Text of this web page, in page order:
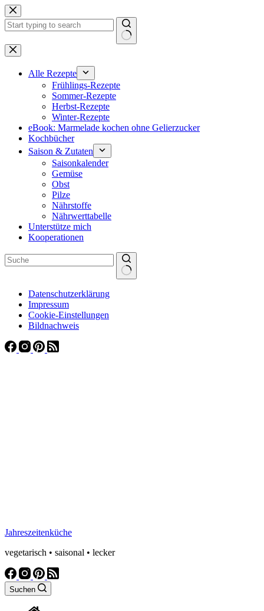
Zum
Inhalt
springen
Keine
Ergebnisse
Alle Rezepte
Frühlings-Rezepte
Sommer-Rezepte
Herbst-Rezepte
Winter-Rezepte
eBook: Marmelade kochen ohne Gelierzucker
Kochbücher
Saison & Zutaten
Saisonkalender
Gemüse
Obst
Pilze
Nährstoffe
Nährwerttabelle
Unterstütze mich
Kooperationen
Datenschutzerklärung
Impressum
Cookie-Einstellungen
Bildnachweis
Jahreszeitenküche
vegetarisch • saisonal • lecker
Suchen